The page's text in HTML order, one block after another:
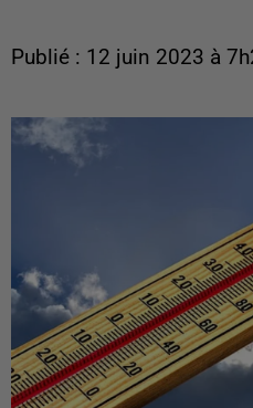
Publié : 12 juin 2023 à